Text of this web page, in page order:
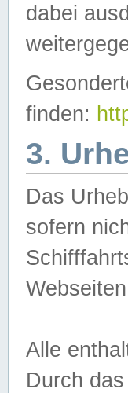
dabei
finden:
3.
Das
sofern
Alle
Durch